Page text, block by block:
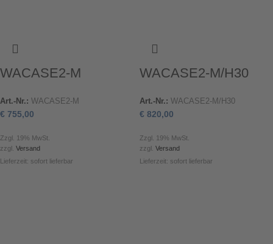
WACASE2-M
Art.-Nr.: WACASE2-M
€ 755,00
Zzgl. 19% MwSt.
zzgl. Versand
Lieferzeit: sofort lieferbar
WACASE2-M/H30
Art.-Nr.: WACASE2-M/H30
€ 820,00
Zzgl. 19% MwSt.
zzgl. Versand
Lieferzeit: sofort lieferbar